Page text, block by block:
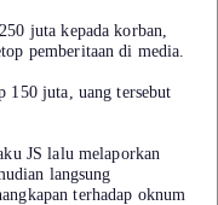
juta kepada korban,
pemberitaan di media.
150 juta, uang tersebut
JS lalu melaporkan
langsung
terhadap oknum